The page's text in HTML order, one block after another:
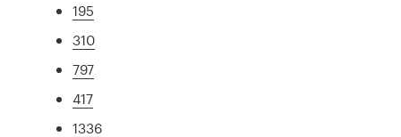
195
310
797
417
1336